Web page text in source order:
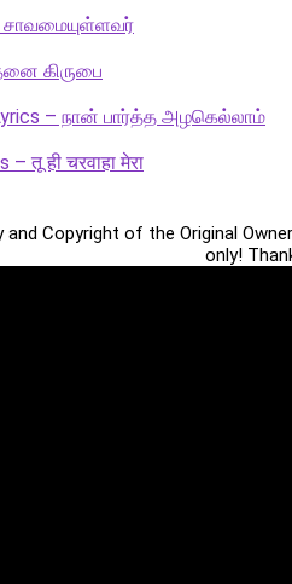
சாவமையுள்ளவர்
கிருபை
– நான் பார்த்த அழகெல்லாம்
तू ही चरवाहा मेरा
Copyright of the Original
only!